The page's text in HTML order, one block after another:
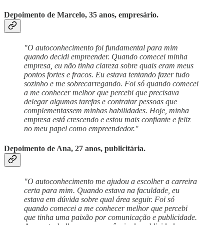
Depoimento de Marcelo, 35 anos, empresário.
"O autoconhecimento foi fundamental para mim
quando decidi empreender. Quando comecei minha
empresa, eu não tinha clareza sobre quais eram meus
pontos fortes e fracos. Eu estava tentando fazer tudo
sozinho e me sobrecarregando. Foi só quando comecei
a me conhecer melhor que percebi que precisava
delegar algumas tarefas e contratar pessoas que
complementassem minhas habilidades. Hoje, minha
empresa está crescendo e estou mais confiante e feliz
no meu papel como empreendedor."
Depoimento de Ana, 27 anos, publicitária.
"O autoconhecimento me ajudou a escolher a carreira
certa para mim. Quando estava na faculdade, eu
estava em dúvida sobre qual área seguir. Foi só
quando comecei a me conhecer melhor que percebi
que tinha uma paixão por comunicação e publicidade.